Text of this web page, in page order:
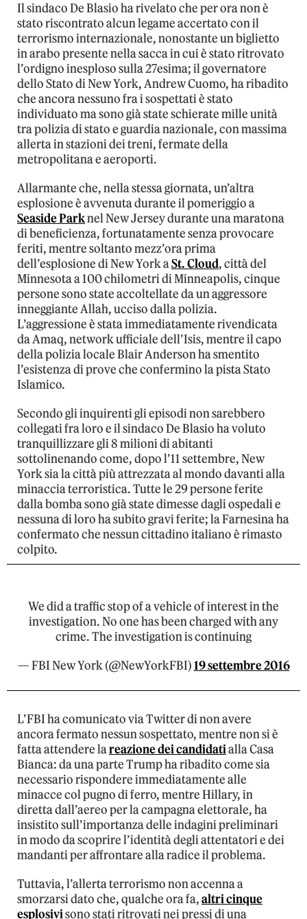
Il sindaco De Blasio ha rivelato che per ora non è
stato riscontrato alcun legame accertato con il
terrorismo internazionale, nonostante un biglietto
in arabo presente nella sacca in cui è stato ritrovato
l’ordigno inesploso sulla 27esima; il governatore
dello Stato di New York, Andrew Cuomo, ha ribadito
che ancora nessuno fra i sospettati è stato
individuato ma sono già state schierate mille unità
tra polizia di stato e guardia nazionale, con massima
allerta in stazioni dei treni, fermate della
metropolitana e aeroporti.
Allarmante che, nella stessa giornata, un’altra
esplosione è avvenuta durante il pomeriggio a
Seaside Parknel New Jersey durante una maratona
di beneficienza, fortunatamente senza provocare
feriti, mentre soltanto mezz’ora prima
dell’esplosione di New York aSt. Cloud, città del
Minnesota a 100 chilometri di Minneapolis, cinque
persone sono state accoltellate da un aggressore
inneggiante Allah, ucciso dalla polizia.
L’aggressione è stata immediatamente rivendicata
da Amaq, network ufficiale dell’Isis, mentre il capo
della polizia locale Blair Anderson ha smentito
l’esistenza di prove che confermino la pista Stato
Islamico.
Secondo gli inquirenti gli episodi non sarebbero
collegati fra loro e il sindaco De Blasio ha voluto
tranquillizzare gli 8 milioni di abitanti
sottolinenando come, dopo l’11 settembre, New
York sia la città più attrezzata al mondo davanti alla
minaccia terroristica. Tutte le 29 persone ferite
dalla bomba sono già state dimesse dagli ospedali e
nessuna di loro ha subito gravi ferite; la Farnesina ha
confermato che nessun cittadino italiano è rimasto
colpito.
We did a traffic stop of a vehicle of interest in the
investigation. No one has been charged with any
crime. The investigation is continuing
— FBI New York (@NewYorkFBI)19 settembre 2016
L’FBI ha comunicato via Twitter di non avere
ancora fermato nessun sospettato, mentre non si è
fatta attendere lareazione dei candidatialla Casa
Bianca: da una parte Trump ha ribadito come sia
necessario rispondere immediatamente alle
minacce col pugno di ferro, mentre Hillary, in
diretta dall’aereo per la campagna elettorale, ha
insistito sull’importanza delle indagini preliminari
in modo da scoprire l’identità degli attentatori e dei
mandanti per affrontare alla radice il problema.
Tuttavia, l’allerta terrorismo non accenna a
smorzarsi dato che, qualche ora fa,altri cinque
esplosivisono stati ritrovati nei pressi di una